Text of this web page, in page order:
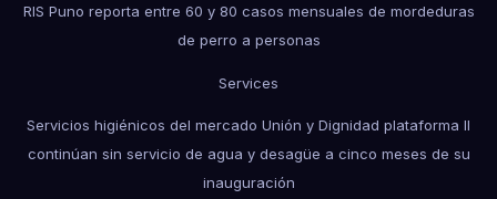
RIS Puno reporta entre 60 y 80 casos mensuales de mordeduras
de perro a personas
Services
Servicios higiénicos del mercado Unión y Dignidad plataforma II
continúan sin servicio de agua y desagüe a cinco meses de su
inauguración